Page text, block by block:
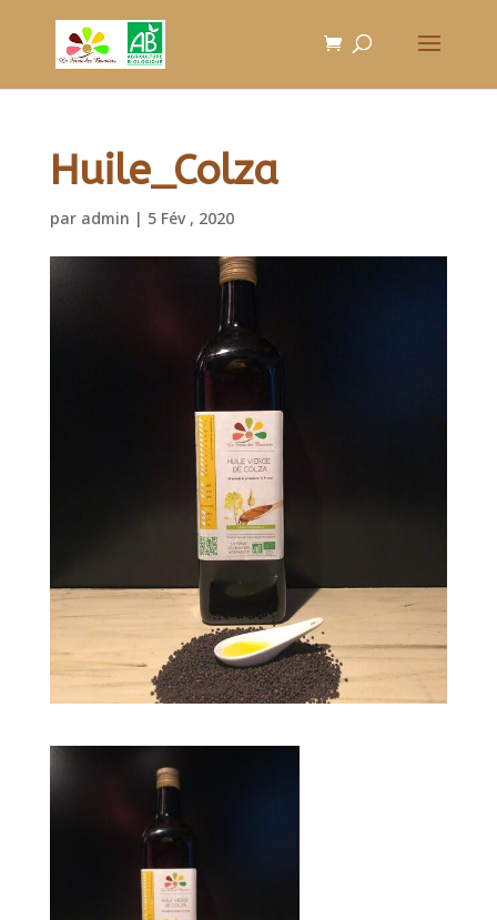
Huile_Colza
par admin | 5 Fév , 2020